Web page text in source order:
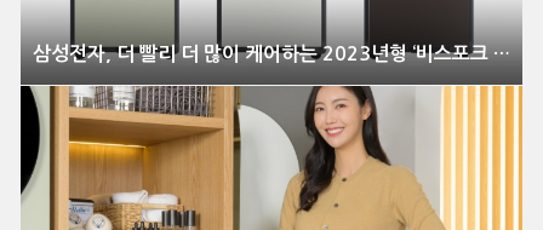
삼성전자, 더 빨리 더 많이 케어하는 2023년형 ‘비스포크 슈드레서’ 출시